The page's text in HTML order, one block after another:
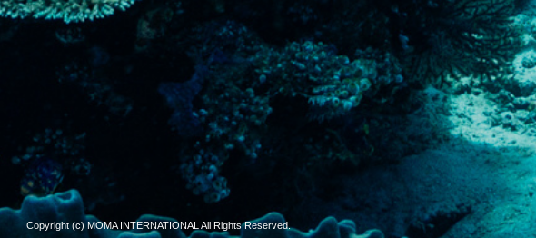
Copyright (c) MOMA INTERNATIONAL All Rights Reserved.